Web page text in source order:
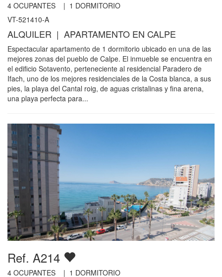
4 OCUPANTES | 1 DORMITORIO
VT-521410-A
ALQUILER | APARTAMENTO EN CALPE
Espectacular apartamento de 1 dormitorio ubicado en una de las
mejores zonas del pueblo de Calpe. El inmueble se encuentra en
el edificio Sotavento, perteneciente al residencial Paradero de
Ifach, uno de los mejores residenciales de la Costa blanca, a sus
pies, la playa del Cantal roig, de aguas cristalinas y fina arena,
una playa perfecta para...
Ref. A214
4 OCUPANTES | 1 DORMITORIO